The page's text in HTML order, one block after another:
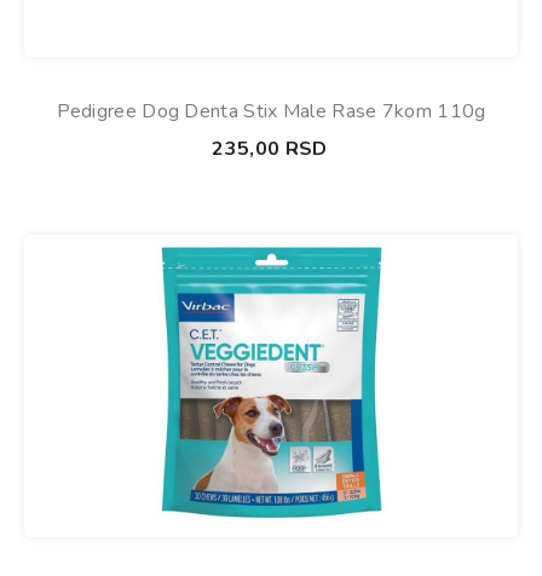
Pedigree Dog Denta Stix Male Rase 7kom 110g
235,00 RSD